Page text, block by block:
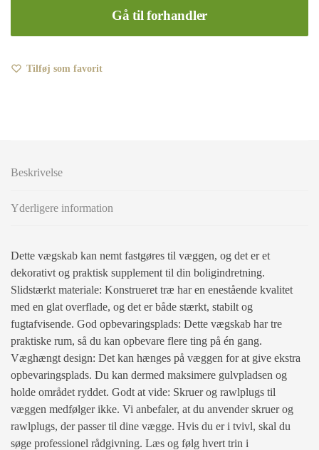
Gå til forhandler
Tilføj som favorit
Beskrivelse
Yderligere information
Dette vægskab kan nemt fastgøres til væggen, og det er et
dekorativt og praktisk supplement til din boligindretning.
Slidstærkt materiale: Konstrueret træ har en enestående kvalitet
med en glat overflade, og det er både stærkt, stabilt og
fugtafvisende. God opbevaringsplads: Dette vægskab har tre
praktiske rum, så du kan opbevare flere ting på én gang.
Væghængt design: Det kan hænges på væggen for at give ekstra
opbevaringsplads. Du kan dermed maksimere gulvpladsen og
holde området ryddet. Godt at vide: Skruer og rawlplugs til
væggen medfølger ikke. Vi anbefaler, at du anvender skruer og
rawlplugs, der passer til dine vægge. Hvis du er i tvivl, skal du
søge professionel rådgivning. Læs og følg hvert trin i